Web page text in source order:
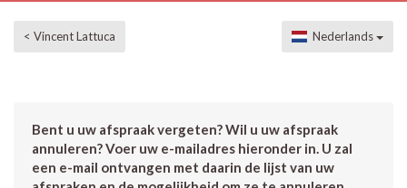
< Vincent Lattuca Nederlands
Bent u uw afspraak vergeten? Wil u uw afspraak
annuleren? Voer uw e-mailadres hieronder in. U zal
een e-mail ontvangen met daarin de lijst van uw